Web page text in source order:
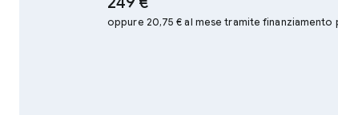
oppure 20,75 € al mese tramite finanziamento